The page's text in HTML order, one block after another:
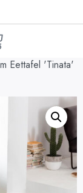
Eettafel 'Tinata'